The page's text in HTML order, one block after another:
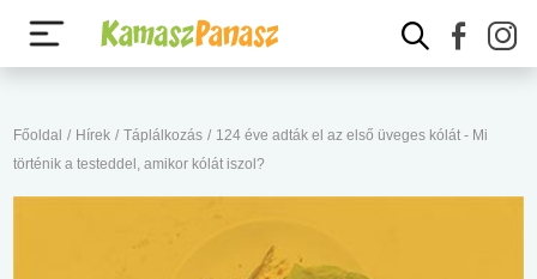
Főoldal / Hírek / Táplálkozás / 124 éve adták el az első üveges kólát - Mi
történik a testeddel, amikor kólát iszol?